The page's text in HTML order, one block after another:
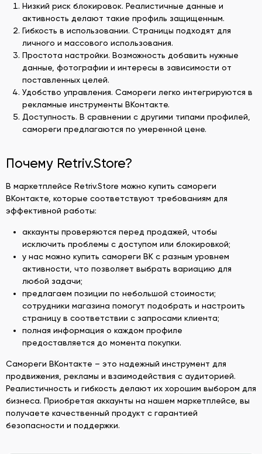
Низкий риск блокировок. Реалистичные данные и
активность делают такие профиль защищенным.
Гибкость в использовании. Страницы подходят для
личного и массового использования.
Простота настройки. Возможность добавить нужные
данные, фотографии и интересы в зависимости от
поставленных целей.
Удобство управления. Самореги легко интегрируются в
рекламные инструменты ВКонтакте.
Доступность. В сравнении с другими типами профилей,
самореги предлагаются по умеренной цене.
Почему Retriv.Store?
В маркетплейсе Retriv.Store можно купить самореги
ВКонтакте, которые соответствуют требованиям для
эффективной работы:
аккаунты проверяются перед продажей, чтобы
исключить проблемы с доступом или блокировкой;
у нас можно купить самореги ВК с разным уровнем
активности, что позволяет выбрать вариацию для
любой задачи;
предлагаем позиции по небольшой стоимости;
сотрудники магазина помогут подобрать и настроить
страницу в соответствии с запросами клиента;
полная информация о каждом профиле
предоставляется до момента покупки.
Самореги ВКонтакте – это надежный инструмент для
продвижения, рекламы и взаимодействия с аудиторией.
Реалистичность и гибкость делают их хорошим выбором для
бизнеса. Приобретая аккаунты на нашем маркетплейсе, вы
получаете качественный продукт с гарантией
безопасности и поддержки.